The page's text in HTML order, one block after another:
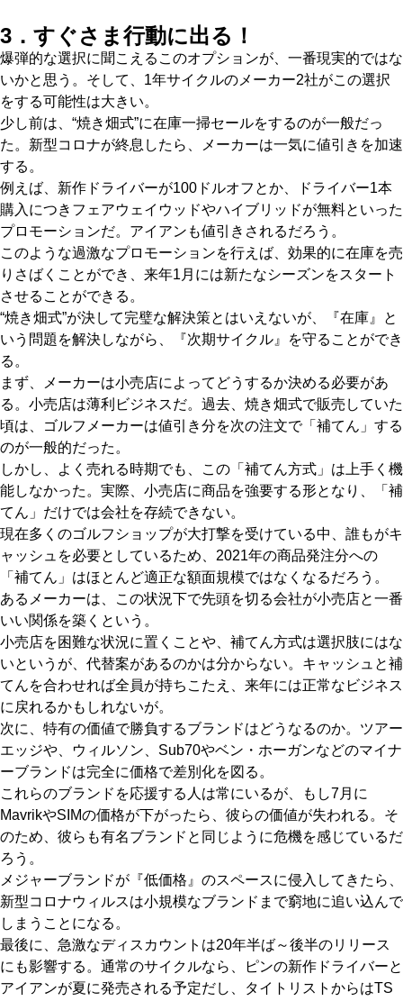
3．すぐさま行動に出る！
爆弾的な選択に聞こえるこのオプションが、一番現実的ではな
いかと思う。そして、1年サイクルのメーカー2社がこの選択
をする可能性は大きい。
少し前は、“焼き畑式”に在庫一掃セールをするのが一般だっ
た。新型コロナが終息したら、メーカーは一気に値引きを加速
する。
例えば、新作ドライバーが100ドルオフとか、ドライバー1本
購入につきフェアウェイウッドやハイブリッドが無料といった
プロモーションだ。アイアンも値引きされるだろう。
このような過激なプロモーションを行えば、効果的に在庫を売
りさばくことができ、来年1月には新たなシーズンをスタート
させることができる。
“焼き畑式”が決して完璧な解決策とはいえないが、『在庫』と
いう問題を解決しながら、『次期サイクル』を守ることができ
る。
まず、メーカーは小売店によってどうするか決める必要があ
る。小売店は薄利ビジネスだ。過去、焼き畑式で販売していた
頃は、ゴルフメーカーは値引き分を次の注文で「補てん」する
のが一般的だった。
しかし、よく売れる時期でも、この「補てん方式」は上手く機
能しなかった。実際、小売店に商品を強要する形となり、「補
てん」だけでは会社を存続できない。
現在多くのゴルフショップが大打撃を受けている中、誰もがキ
ャッシュを必要としているため、2021年の商品発注分への
「補てん」はほとんど適正な額面規模ではなくなるだろう。
あるメーカーは、この状況下で先頭を切る会社が小売店と一番
いい関係を築くという。
小売店を困難な状況に置くことや、補てん方式は選択肢にはな
いというが、代替案があるのかは分からない。キャッシュと補
てんを合わせれば全員が持ちこたえ、来年には正常なビジネス
に戻れるかもしれないが。
次に、特有の価値で勝負するブランドはどうなるのか。ツアー
エッジや、ウィルソン、Sub70やベン・ホーガンなどのマイナ
ーブランドは完全に価格で差別化を図る。
これらのブランドを応援する人は常にいるが、もし7月に
MavrikやSIMの価格が下がったら、彼らの価値が失われる。そ
のため、彼らも有名ブランドと同じように危機を感じているだ
ろう。
メジャーブランドが『低価格』のスペースに侵入してきたら、
新型コロナウィルスは小規模なブランドまで窮地に追い込んで
しまうことになる。
最後に、急激なディスカウントは20年半ば～後半のリリース
にも影響する。通常のサイクルなら、ピンの新作ドライバーと
アイアンが夏に発売される予定だし、タイトリストからはTS